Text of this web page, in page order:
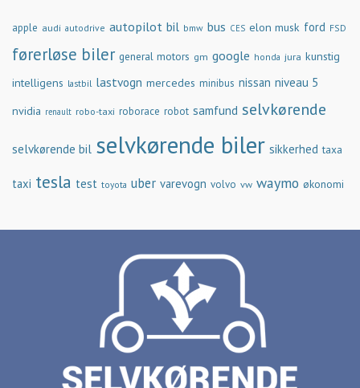
apple audi autodrive autopilot bil bmw bus CES elon musk ford FSD
førerløse biler general motors gm google honda jura kunstig
intelligens lastbil lastvogn mercedes minibus nissan niveau 5
nvidia renault robo-taxi roborace robot samfund selvkørende
selvkørende bil selvkørende biler sikkerhed taxa
taxi tesla test toyota uber varevogn volvo vw waymo økonomi